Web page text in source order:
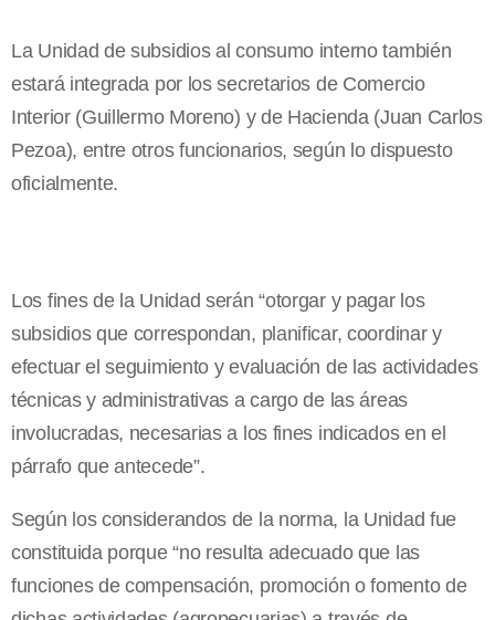
La Unidad de subsidios al consumo interno también
estará integrada por los secretarios de Comercio
Interior (Guillermo Moreno) y de Hacienda (Juan Carlos
Pezoa), entre otros funcionarios, según lo dispuesto
oficialmente.
Los fines de la Unidad serán “otorgar y pagar los
subsidios que correspondan, planificar, coordinar y
efectuar el seguimiento y evaluación de las actividades
técnicas y administrativas a cargo de las áreas
involucradas, necesarias a los fines indicados en el
párrafo que antecede”.
Según los considerandos de la norma, la Unidad fue
constituida porque “no resulta adecuado que las
funciones de compensación, promoción o fomento de